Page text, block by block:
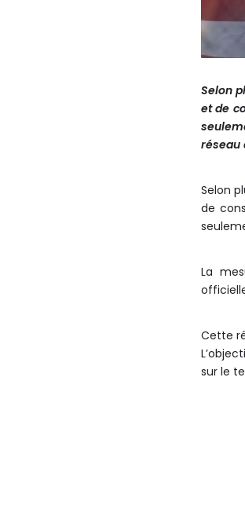
Selon
et de
réseau
Selon
de
La
Cette
sur le